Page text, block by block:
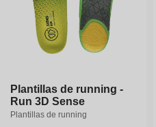
35-36 37-38
39-40
40-41
42-43
Plantillas de running -
Run 3D Sense
Plantillas de running
Plantillas de running -
Run 3D Sense
Plantillas de running